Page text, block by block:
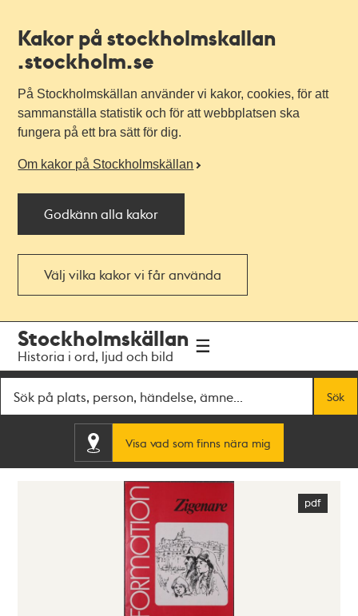
Kakor på stockholmskallan
.stockholm.se
På Stockholmskällan använder vi kakor, cookies, för att
sammanställa statistik och för att webbplatsen ska
fungera på ett bra sätt för dig.
Om kakor på Stockholmskällan
Godkänn alla kakor
Välj vilka kakor vi får använda
navigationen
huvudinnehållet
Stockholmskällan
Historia i ord, ljud och bild
Sök
Visa vad som finns nära mig